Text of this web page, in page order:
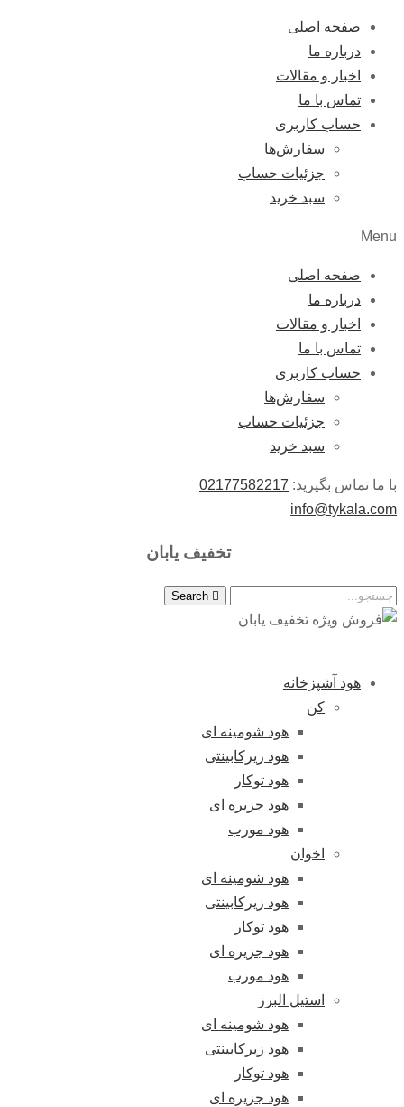
صفحه اصلی
درباره ما
اخبار و مقالات
تماس با ما
حساب کاربری
سفارش‌ها
جزئیات حساب
سبد خرید
Menu
صفحه اصلی
درباره ما
اخبار و مقالات
تماس با ما
حساب کاربری
سفارش‌ها
جزئیات حساب
سبد خرید
با ما تماس بگیرید: 02177582217
info@tykala.com
تخفیف یابان
Search
هود آشپزخانه
کن
هود شومینه ای
هود زیرکابینتی
هود توکار
هود جزیره ای
هود مورب
اخوان
هود شومینه ای
هود زیرکابینتی
هود توکار
هود جزیره ای
هود مورب
استیل البرز
هود شومینه ای
هود زیرکابینتی
هود توکار
هود جزیره ای